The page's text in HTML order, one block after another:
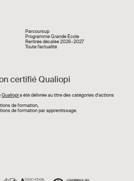
Parcoursup
Programme Grande École
Rentrée décalée 2026-2027
Toute l'actualité
certifié Qualiopi
Qualiopia été délivrée au titre des catégories d’actions
de formation,
de formation par apprentissage.